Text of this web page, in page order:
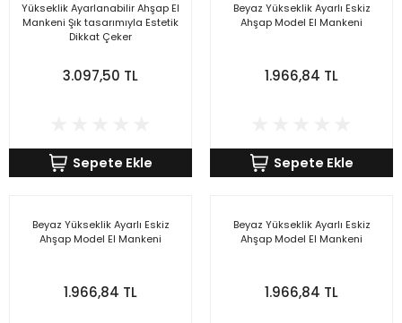
Yükseklik Ayarlanabilir Ahşap El
Mankeni Şık tasarımıyla Estetik
Dikkat Çeker
3.097,50 TL
Sepete Ekle
Beyaz Yükseklik Ayarlı Eskiz
Ahşap Model El Mankeni
1.966,84 TL
Sepete Ekle
Beyaz Yükseklik Ayarlı Eskiz
Ahşap Model El Mankeni
1.966,84 TL
Beyaz Yükseklik Ayarlı Eskiz
Ahşap Model El Mankeni
1.966,84 TL